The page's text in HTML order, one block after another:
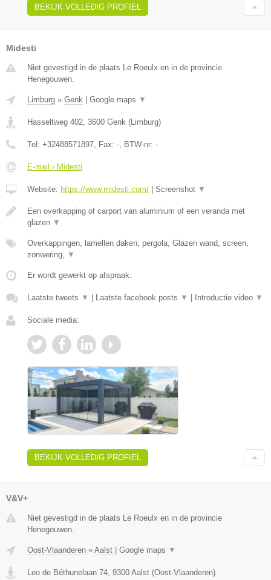
BEKIJK VOLLEDIG PROFIEL
Midesti
Niet gevestigd in de plaats Le Roeulx en in de provincie
Henegouwen.
Limburg » Genk Google maps ▼
Hasseltweg 402 3600 Genk ( Limburg)
Tel: +32488571897 , Fax: - , BTW-nr: -
E-mail › Midesti
Website: https://www.midesti.com/ Screenshot ▼
Een overkapping of carport van aluminium of een veranda met
glazen ▼
Overkappingen, lamellen daken, pergola, Glazen wand, screen,
zonwering,
▼
Er wordt gewerkt op afspraak.
Laatste tweets ▼ Laatste facebook posts ▼ Introductie video ▼
Sociale media:
BEKIJK VOLLEDIG PROFIEL
V&V+
Niet gevestigd in de plaats Le Roeulx en in de provincie
Henegouwen.
Oost-Vlaanderen » Aalst Google maps ▼
Leo de Béthunelaan 74 9300 Aalst (Oost-Vlaanderen)